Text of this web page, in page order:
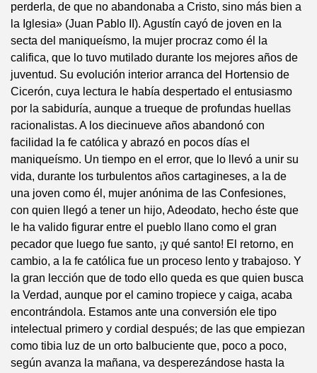
perderla, de que no abandonaba a Cristo, sino más bien a
la Iglesia» (Juan Pablo II). Agustín cayó de joven en la
secta del maniqueísmo, la mujer procraz como él la
califica, que lo tuvo mutilado durante los mejores años de
juventud. Su evolución interior arranca del Hortensio de
Cicerón, cuya lectura le había despertado el entusiasmo
por la sabiduría, aunque a trueque de profundas huellas
racionalistas. A los diecinueve años abandonó con
facilidad la fe católica y abrazó en pocos días el
maniqueísmo. Un tiempo en el error, que lo llevó a unir su
vida, durante los turbulentos años cartagineses, a la de
una joven como él, mujer anónima de las Confesiones,
con quien llegó a tener un hijo, Adeodato, hecho éste que
le ha valido figurar entre el pueblo llano como el gran
pecador que luego fue santo, ¡y qué santo! El retorno, en
cambio, a la fe católica fue un proceso lento y trabajoso. Y
la gran lección que de todo ello queda es que quien busca
la Verdad, aunque por el camino tropiece y caiga, acaba
encontrándola. Estamos ante una conversión ele tipo
intelectual primero y cordial después; de las que empiezan
como tibia luz de un orto balbuciente que, poco a poco,
según avanza la mañana, va desperezándose hasta la